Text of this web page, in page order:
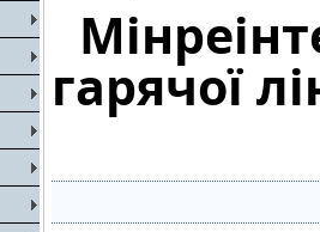
гарячої